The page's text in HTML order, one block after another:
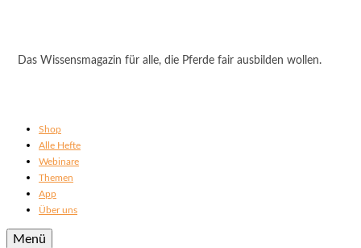
Das Wissensmagazin für alle, die Pferde fair ausbilden wollen.
Shop
Alle Hefte
Webinare
Themen
App
Über uns
Menü